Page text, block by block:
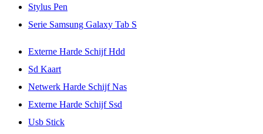
Stylus Pen
Serie Samsung Galaxy Tab S
Externe Harde Schijf Hdd
Sd Kaart
Netwerk Harde Schijf Nas
Externe Harde Schijf Ssd
Usb Stick